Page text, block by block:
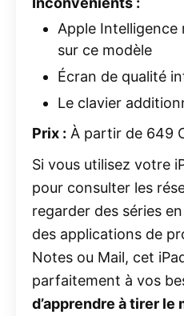
Apple Intelligence
sur ce modèle
Écran de qualité
Le clavier
Prix : À partir de 649
Si vous utilisez votre
pour consulter les
regarder des séries
des applications de
Notes ou Mail, cet
parfaitement à vos
d’apprendre à tirer le